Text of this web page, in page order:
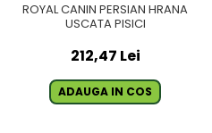
ROYAL CANIN PERSIAN HRANA
USCATA PISICI
212,47 Lei
ADAUGA IN COS